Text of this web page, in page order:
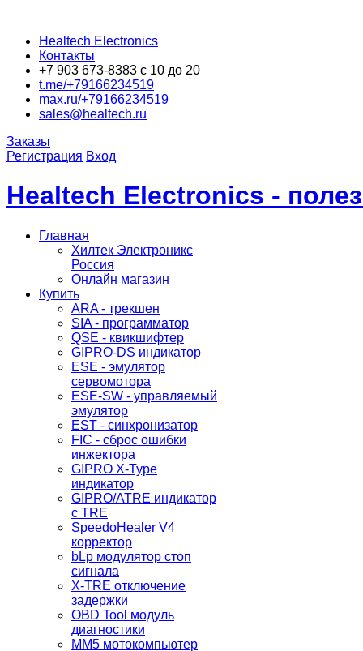
Healtech Electronics
Контакты
+7 903 673-8383 с 10 до 20
t.me/+79166234519
max.ru/+79166234519
sales@healtech.ru
Заказы
Регистрация Вход
Healtech Electronics -
Главная
Хилтек Электроникс
Россия
Онлайн магазин
Купить
ARA - трекшен
SIA - программатор
QSE - квикшифтер
GIPRO-DS индикатор
ESE - эмулятор
сервомотора
ESE-SW - управляемый
эмулятор
EST - синхронизатор
FIC - сброс ошибки
инжектора
GIPRO X-Type
индикатор
GIPRO/ATRE индикатор
с TRE
SpeedoHealer V4
корректор
bLp модулятор стоп
сигнала
X-TRE отключение
задержки
OBD Tool модуль
диагностики
MM5 мотокомпьютер